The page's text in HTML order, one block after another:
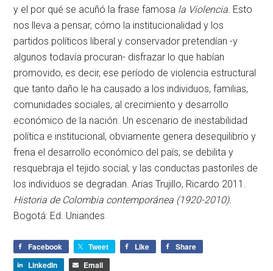
y el por qué se acuñó la frase famosa la Violencia. Esto
nos lleva a pensar, cómo la institucionalidad y los
partidos políticos liberal y conservador pretendían -y
algunos todavía procuran- disfrazar lo que habían
promovido, es decir, ese período de violencia estructural
que tanto daño le ha causado a los individuos, familias,
comunidades sociales, al crecimiento y desarrollo
económico de la nación. Un escenario de inestabilidad
política e institucional, obviamente genera desequilibrio y
frena el desarrollo económico del país; se debilita y
resquebraja el tejido social; y las conductas pastoriles de
los individuos se degradan. Arias Trujillo, Ricardo 2011.
Historia de Colombia contemporánea (1920-2010).
Bogotá: Ed. Uniandes
Facebook Tweet Like
Share
LinkedIn
Email